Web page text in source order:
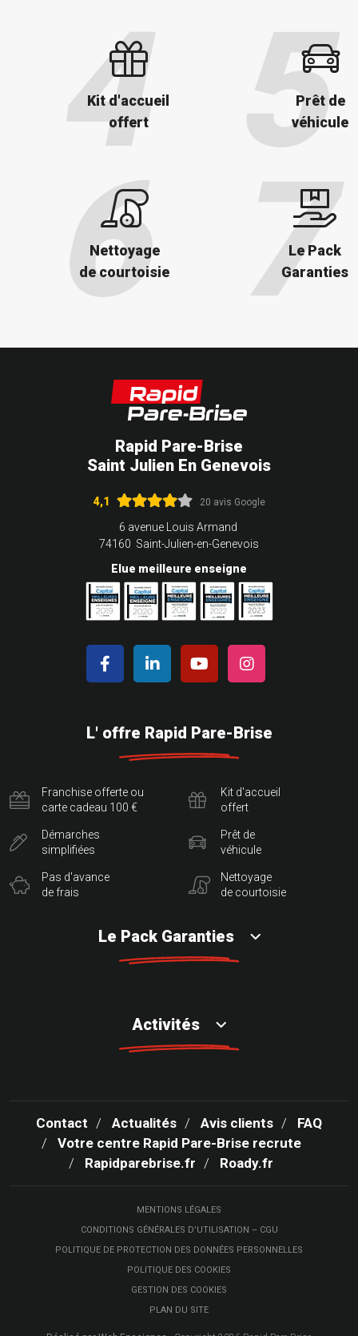
Kit d'accueil
offert
Prêt de
véhicule
Nettoyage
de courtoisie
Le Pack
Garanties
Rapid Pare-Brise
Saint Julien En Genevois
4,1 20 avis Google
6 avenue Louis Armand
74160 Saint-Julien-en-Genevois
Elue meilleure enseigne
L' offre Rapid Pare-Brise
Franchise offerte ou
carte cadeau 100 €
Démarches
simplifiées
Pas d'avance
de frais
Kit d'accueil
offert
Prêt de
véhicule
Nettoyage
de courtoisie
Le Pack Garanties
Activités
Contact Actualités Avis clients
FAQ
Votre centre Rapid Pare-Brise recrute
Rapidparebrise.fr
Roady.fr
MENTIONS LÉGALES
CONDITIONS GÉNÉRALES D’UTILISATION – CGU
POLITIQUE DE PROTECTION DES DONNÉES PERSONNELLES
POLITIQUE DES COOKIES
GESTION DES COOKIES
PLAN DU SITE